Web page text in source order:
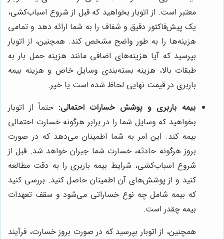
معتبر است. از اتوبار بخواهید که قبل از شروع اسباب‌کشی،
یک پیش‌فاکتور دقیق و شفاف را به شما ارائه دهد و تمامی
هزینه‌ها را به طور واضح مشخص کند. همچنین، از اتوبار
بپرسید که آیا هزینه‌های اضافی مانند هزینه حمل بار به
طبقات بالا، هزینه بسته‌بندی وسایل خاص و هزینه بیمه
باربری در قیمت نهایی لحاظ شده است یا خیر.
بیمه باربری و پوشش خسارات احتمالی: حتماً از اتوبار
بخواهید که وسایل شما را در برابر هرگونه خسارت احتمالی
بیمه کند. این امر به شما اطمینان می‌دهد که در صورت
بروز هرگونه حادثه، خسارت شما جبران خواهد شد. قبل از
شروع اسباب‌کشی، شرایط بیمه باربری را به دقت مطالعه
کنید و از پوشش‌های آن اطمینان حاصل کنید. بررسی کنید
که بیمه شامل چه نوع خساراتی می‌شود و سقف تعهدات
بیمه چقدر است.
همچنین، از اتوبار بپرسید که در صورت بروز خسارت، فرآیند